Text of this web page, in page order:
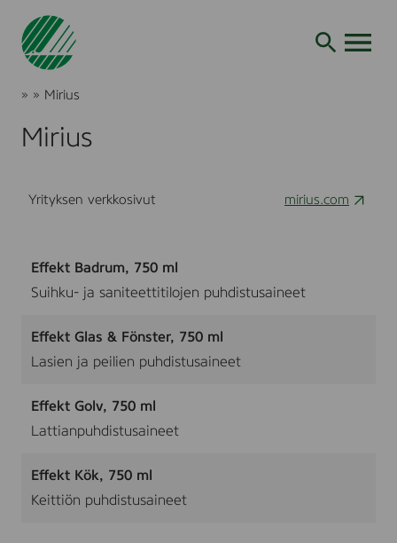
Siirry
Joutsenmerkki
»
ja
palvelut
» Mirius
Mirius
Yrityksen verkkosivut mirius.com
Effekt Badrum, 750 ml
Suihku- ja saniteettitilojen puhdistusaineet
Effekt Glas & Fönster, 750 ml
Lasien ja peilien puhdistusaineet
Effekt Golv, 750 ml
Lattianpuhdistusaineet
Effekt Kök, 750 ml
Keittiön puhdistusaineet